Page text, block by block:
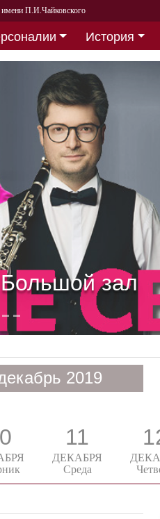
имени П.И.Чайковского
История
друзей
2019
11
ДЕКАБРЯ
Среда